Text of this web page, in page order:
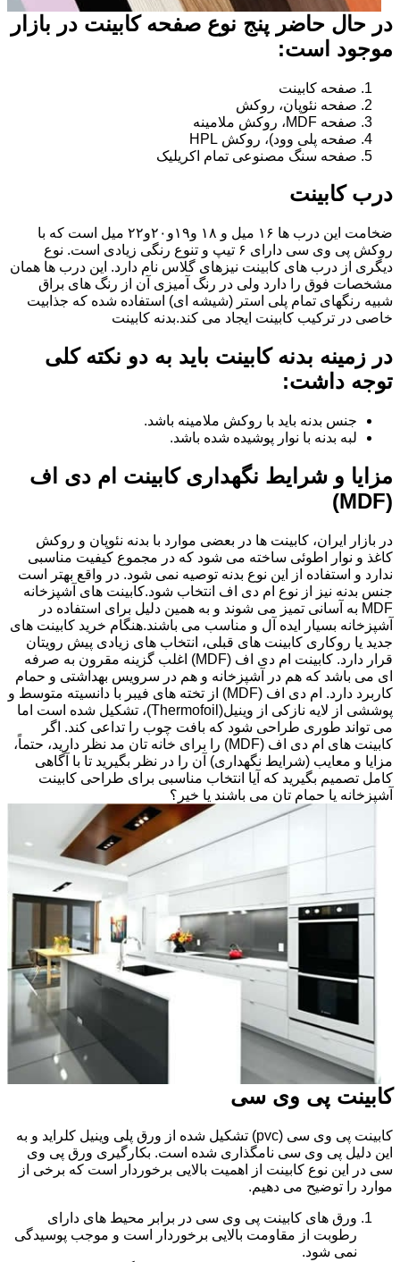
در حال حاضر پنج نوع صفحه کابینت در بازار
موجود است:
صفحه کابینت
صفحه نئوپان، روکش
صفحه MDF، روکش ملامینه
صفحه پلی وود)، روکش HPL
صفحه سنگ مصنوعی تمام اکریلیک
درب کابینت
ضخامت این درب ها ۱۶ میل و ۱۸ و١٩و٢٠و٢٢ میل است که با
روکش پی وی سی دارای ۶ تیپ و تنوع رنگی زیادی است. نوع
دیگری از درب های کابینت نیزهای گلاس نام دارد. این درب ها همان
مشخصات فوق را دارد ولی در رنگ آمیزی آن از رنگ های براق
شبیه رنگهای تمام پلی استر (شیشه ای) استفاده شده که جذابیت
خاصی در ترکیب کابینت ایجاد می کند.بدنه کابینت
در زمینه بدنه کابینت باید به دو نکته کلی
توجه داشت:
جنس بدنه باید با روکش ملامینه باشد.
لبه بدنه با نوار پوشیده شده باشد.
مزایا و شرایط نگهداری کابینت ام دی اف
(MDF)
در بازار ایران، کابینت ها در بعضی موارد با بدنه نئوپان و روکش
کاغذ و نوار اطوئی ساخته می شود که در مجموع کیفیت مناسبی
ندارد و استفاده از این نوع بدنه توصیه نمی شود. در واقع بهتر است
جنس بدنه نیز از نوع ام دی اف انتخاب شود.کابینت های آشپزخانه
MDF به آسانی تمیز می شوند و به همین دلیل برای استفاده در
آشپزخانه بسیار ایده آل و مناسب می باشند.هنگام خرید کابینت های
جدید یا روکاری کابینت های قبلی، انتخاب های زیادی پیش رویتان
قرار دارد. کابینت ام دی اف (MDF) اغلب گزینه مقرون به صرفه
ای می باشد که هم در آشپزخانه و هم در سرویس بهداشتی و حمام
کاربرد دارد. ام دی اف (MDF) از تخته های فیبر با دانسیته متوسط و
پوششی از لایه نازکی از وینیل(Thermofoil)، تشکیل شده است اما
می تواند طوری طراحی شود که بافت چوب را تداعی کند. اگر
کابینت های ام دی اف (MDF) را برای خانه تان مد نظر دارید، حتماً،
مزایا و معایب (شرایط نگهداری) آن را در نظر بگیرید تا با آگاهی
کامل تصمیم بگیرید که آیا انتخاب مناسبی برای طراحی کابینت
آشپزخانه یا حمام تان می باشند یا خیر؟
کابینت پی وی سی
کابینت پی وی سی (pvc) تشکیل شده از ورق پلی وینیل کلراید و به
این دلیل پی وی سی نامگذاری شده است. بکارگیری ورق پی وی
سی در این نوع کابینت از اهمیت بالایی برخوردار است که برخی از
موارد را توضیح می دهیم.
ورق های کابینت پی وی سی در برابر محیط های دارای
رطوبت از مقاومت بالایی برخوردار است و موجب پوسیدگی
نمی شود.